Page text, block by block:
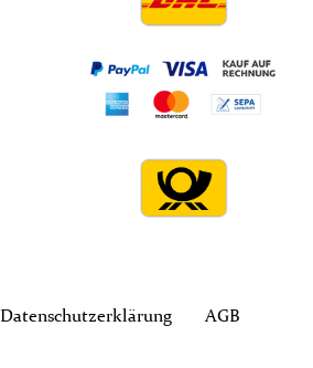
Daten­schutz­erklärung AGB